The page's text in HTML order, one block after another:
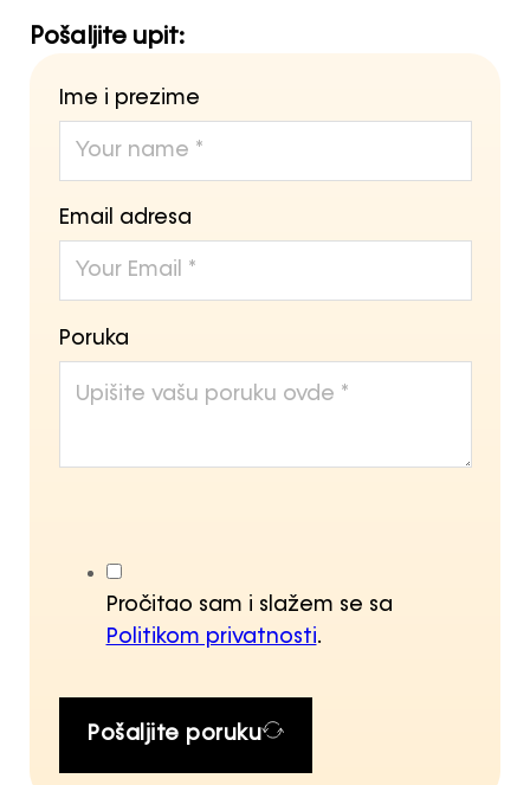
Pošaljite upit:
Ime i prezime
Email adresa
Poruka
Pročitao sam i slažem se sa
Politikom privatnosti.
Pošaljite poruku